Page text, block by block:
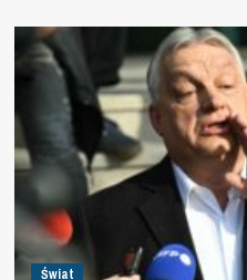
Świat